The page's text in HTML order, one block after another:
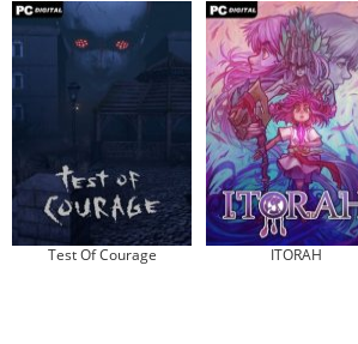
Test Of Courage ITORAH